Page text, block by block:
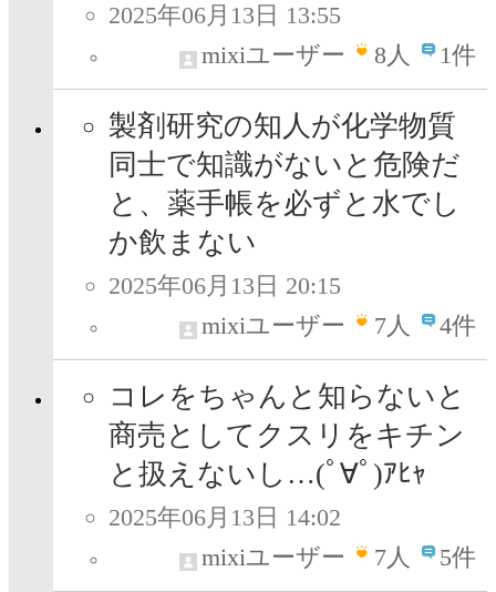
2025年06月13日 13:55
mixiユーザー
8人 1件
製剤研究の知人が化学物質
同士で知識がないと危険だ
と、薬手帳を必ずと水でし
か飲まない
2025年06月13日 20:15
mixiユーザー
7人 4件
コレをちゃんと知らないと
商売としてクスリをキチン
と扱えないし…(ﾟ∀ﾟ)ｱﾋｬ
2025年06月13日 14:02
mixiユーザー
7人 5件